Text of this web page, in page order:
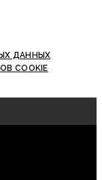
ДАННЫХ
COOKIE